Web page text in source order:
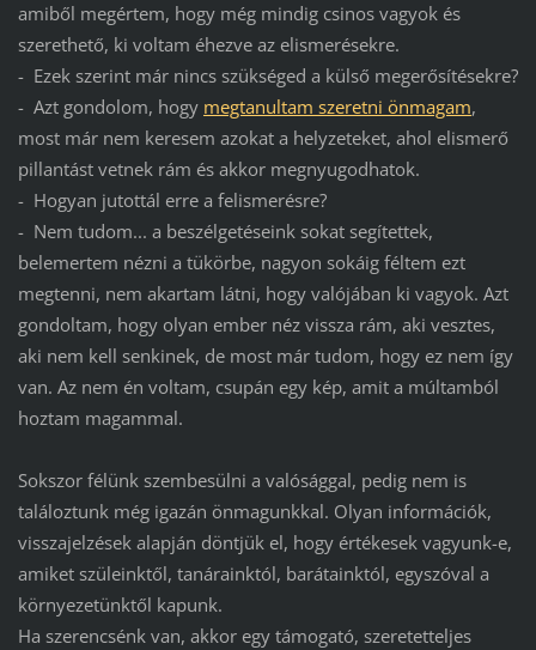
amiből megértem, hogy még mindig csinos vagyok és
szerethető, ki voltam éhezve az elismerésekre.
- Ezek szerint már nincs szükséged a külső megerősítésekre?
- Azt gondolom, hogy megtanultam szeretni önmagam,
most már nem keresem azokat a helyzeteket, ahol elismerő
pillantást vetnek rám és akkor megnyugodhatok.
- Hogyan jutottál erre a felismerésre?
- Nem tudom... a beszélgetéseink sokat segítettek,
belemertem nézni a tükörbe, nagyon sokáig féltem ezt
megtenni, nem akartam látni, hogy valójában ki vagyok. Azt
gondoltam, hogy olyan ember néz vissza rám, aki vesztes,
aki nem kell senkinek, de most már tudom, hogy ez nem így
van. Az nem én voltam, csupán egy kép, amit a múltamból
hoztam magammal.
Sokszor félünk szembesülni a valósággal, pedig nem is
találoztunk még igazán önmagunkkal. Olyan információk,
visszajelzések alapján döntjük el, hogy értékesek vagyunk-e,
amiket szüleinktől, tanárainktól, barátainktól, egyszóval a
környezetünktől kapunk.
Ha szerencsénk van, akkor egy támogató, szeretetteljes